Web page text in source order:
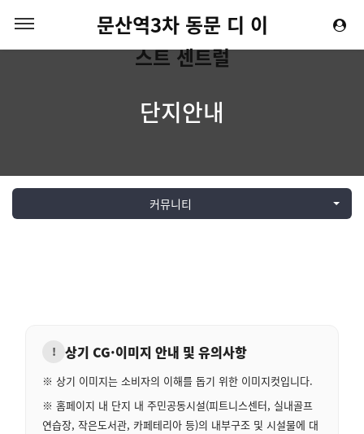
문산역3차 동문 디 이
스트 센트럴
단지안내
커뮤니티
! 상기 CG·이미지 안내 및 유의사항
※ 상기 이미지는 소비자의 이해를 돕기 위한 이미지컷입니다.
※ 홈페이지 내 단지 내 주민공동시설(피트니스센터, 실내골프
연습장, 작은도서관, 카페테리아 등)의 내부구조 및 시설물에 대